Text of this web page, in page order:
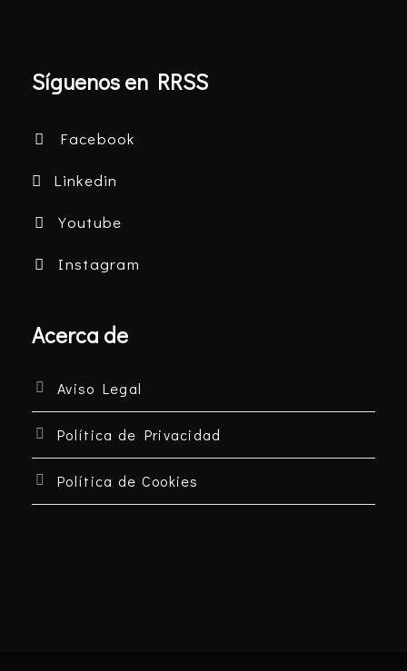
Síguenos en RRSS
Facebook
Linkedin
Youtube
Instagram
Acerca de
Aviso Legal
Política de Privacidad
Política de Cookies